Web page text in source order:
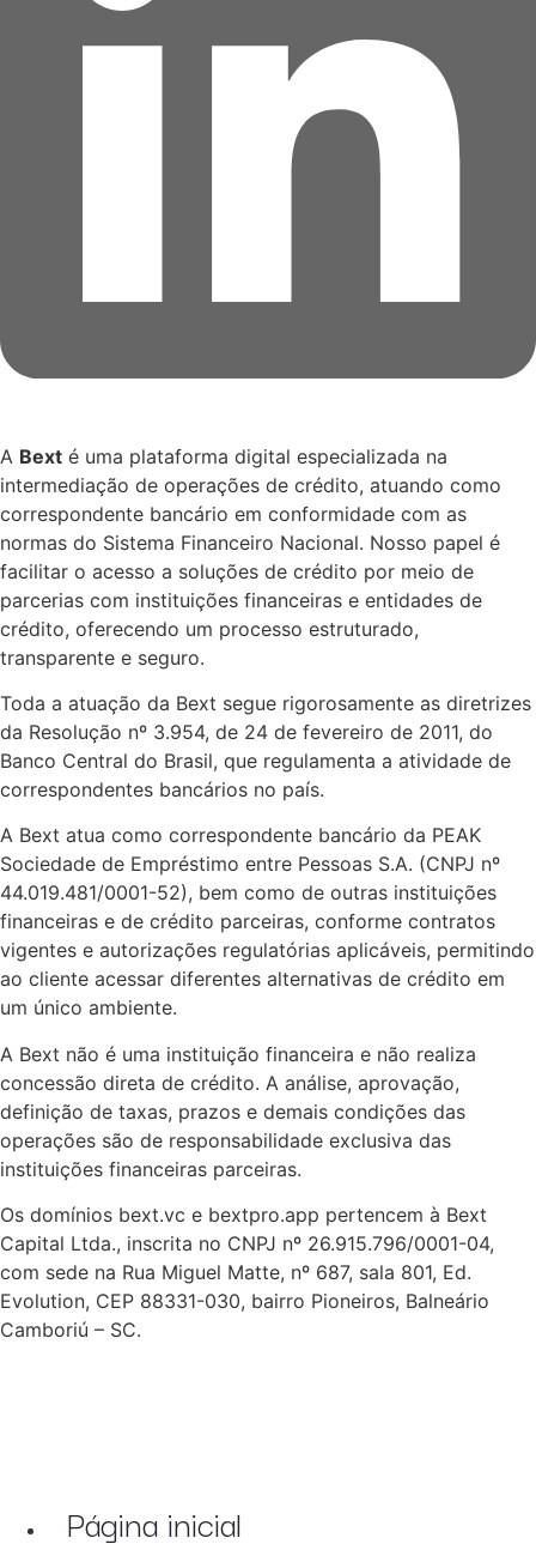
A Bext é uma plataforma digital especializada na
intermediação de operações de crédito, atuando como
correspondente bancário em conformidade com as
normas do Sistema Financeiro Nacional. Nosso papel é
facilitar o acesso a soluções de crédito por meio de
parcerias com instituições financeiras e entidades de
crédito, oferecendo um processo estruturado,
transparente e seguro.
Toda a atuação da Bext segue rigorosamente as diretrizes
da Resolução nº 3.954, de 24 de fevereiro de 2011, do
Banco Central do Brasil, que regulamenta a atividade de
correspondentes bancários no país.
A Bext atua como correspondente bancário da PEAK
Sociedade de Empréstimo entre Pessoas S.A. (CNPJ nº
44.019.481/0001-52), bem como de outras instituições
financeiras e de crédito parceiras, conforme contratos
vigentes e autorizações regulatórias aplicáveis, permitindo
ao cliente acessar diferentes alternativas de crédito em
um único ambiente.
A Bext não é uma instituição financeira e não realiza
concessão direta de crédito. A análise, aprovação,
definição de taxas, prazos e demais condições das
operações são de responsabilidade exclusiva das
instituições financeiras parceiras.
Os domínios bext.vc e bextpro.app pertencem à Bext
Capital Ltda., inscrita no CNPJ nº 26.915.796/0001-04,
com sede na Rua Miguel Matte, nº 687, sala 801, Ed.
Evolution, CEP 88331-030, bairro Pioneiros, Balneário
Camboriú – SC.
Página inicial